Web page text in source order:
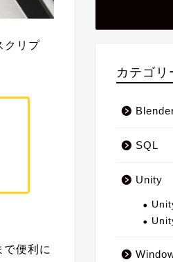
クリプ
便利に
カテゴリ
SQL
Unity